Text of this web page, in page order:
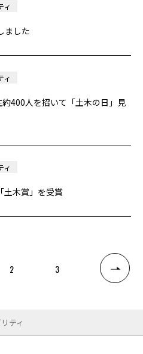
ィ
ました
ィ
400人を招いて「土木の日」見
ィ
土木賞」を受賞
2 3
ティ